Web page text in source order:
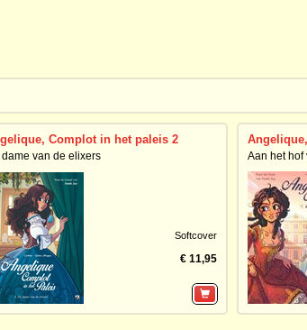
Complot in het paleis 2
dame van de elixers
Softcover
€ 11,95
Aan het hof